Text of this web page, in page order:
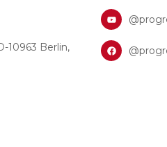
10963 Berlin,